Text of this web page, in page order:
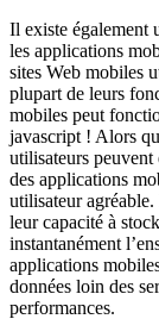
Il existe également
les applications
sites Web mobiles
plupart de leurs
mobiles peut
javascript ! Alors
utilisateurs
des applications
utilisateur agréable.
leur capacité à
instantanément
applications
données loin des
performances.